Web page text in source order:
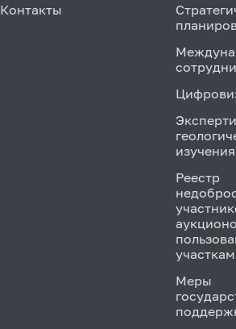
Контакты
Реестр
Меры